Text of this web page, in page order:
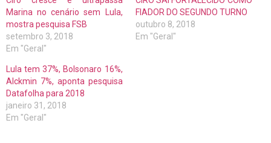
Marina no cenário sem Lula,
mostra pesquisa FSB
setembro 3, 2018
Em "Geral"
FIADOR DO SEGUNDO TURNO
outubro 8, 2018
Em "Geral"
Lula tem 37%, Bolsonaro 16%,
Alckmin 7%, aponta pesquisa
Datafolha para 2018
janeiro 31, 2018
Em "Geral"